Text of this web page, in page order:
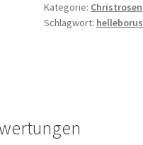
Kategorie: Christrosen
Schlagwort: helleborus